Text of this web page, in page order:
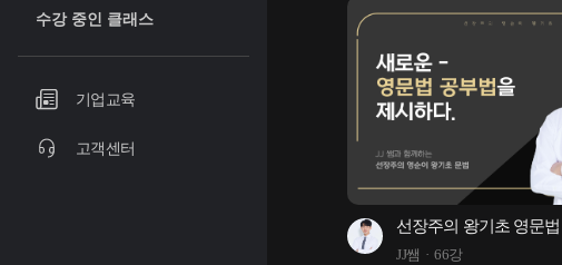
수강 중인 클래스
기업교육
고객센터
선장주의 왕기초 영문법
JJ쌤 66강